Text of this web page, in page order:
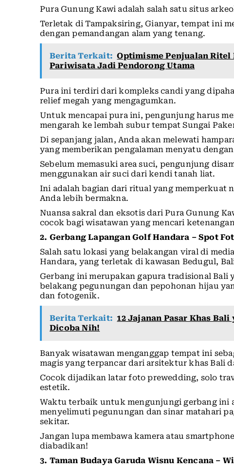
Pura Gunung Kawi adalah salah satu situs
Terletak di Tampaksiring, Gianyar, tempat ini
dengan pemandangan alam yang tenang.
Berita Terkait: Optimisme Penjualan Ritel
Pariwisata Jadi Pendorong Utama
Pura ini terdiri dari kompleks candi yang
relief megah yang mengagumkan.
Untuk mencapai pura ini, pengunjung harus
mengarah ke lembah subur tempat Sungai
Di sepanjang jalan, Anda akan melewati
yang memberikan pengalaman menyatu dengan
Sebelum memasuki area suci, pengunjung
menggunakan air suci dari kendi tanah liat.
Ini adalah bagian dari ritual yang
Anda lebih bermakna.
Nuansa sakral dan eksotis dari Pura Gunung
cocok bagi wisatawan yang mencari
2. Gerbang Lapangan Golf Handara – Spot
Salah satu lokasi yang belakangan viral di
Handara, yang terletak di kawasan Bedugul,
Gerbang ini merupakan gapura tradisional Bali
belakang pegunungan dan pepohonan hijau
dan fotogenik.
Berita Terkait: 12 Jajanan Pasar Khas
Dicoba Nih!
Banyak wisatawan menganggap tempat ini
magis yang terpancar dari arsitektur khas Bali
Cocok dijadikan latar foto prewedding, solo
estetik.
Waktu terbaik untuk mengunjungi gerbang ini
menyelimuti pegunungan dan sinar matahari
sekitar.
Jangan lupa membawa kamera atau
diabadikan!
3. Taman Budaya Garuda Wisnu Kencana –